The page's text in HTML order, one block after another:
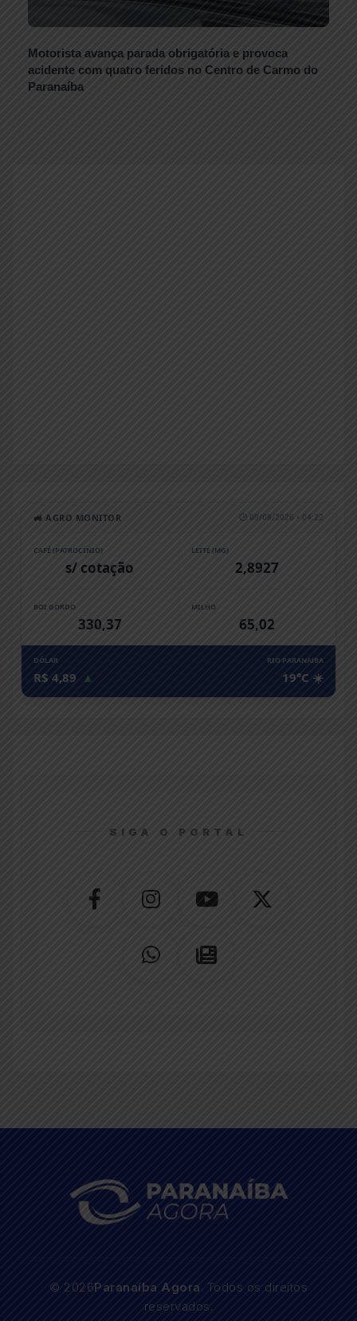
Motorista avança parada obrigatória e provoca
acidente com quatro feridos no Centro de Carmo do
Paranaíba
🚜 AGRO MONITOR 🕒 09/08/2026 • 04:22
CAFÉ (PATROCÍNIO)
s/ cotação
LEITE (MG)
2,8927
BOI GORDO
330,37
MILHO
65,02
DÓLAR
R$ 4,89 ▲
RIO PARANAíBA
19°C ☀️
SIGA O PORTAL
© 2026Paranaíba Agora. Todos os direitos
reservados.